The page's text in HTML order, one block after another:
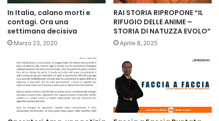
In Italia, calano morti e
contagi. Ora una
settimana decisiva
Marzo 23, 2020
RAI STORIA RIPROPONE “IL
RIFUGIO DELLE ANIME –
STORIA DI NATUZZA EVOLO”
Aprile 8, 2025